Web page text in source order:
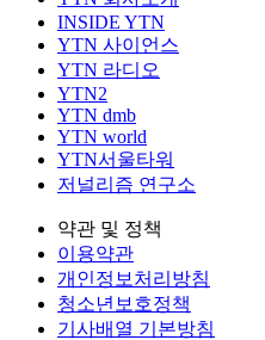
INSIDE YTN
YTN 사이언스
YTN 라디오
YTN2
YTN dmb
YTN world
YTN서울타워
저널리즘 연구소
약관 및 정책
이용약관
개인정보처리방침
청소년보호정책
기사배열 기본방침